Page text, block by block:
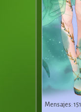
Mensajes: 151